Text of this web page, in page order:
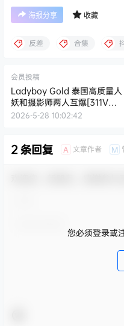
海报分享 收藏
反差 合集
会员投稿
Ladyboy Gold 泰国高质量人
妖和摄影师两人互爆[311V
240G]
2026-5-28 10:02:42
2 条回复 A 文章作者 M
您必须登录或